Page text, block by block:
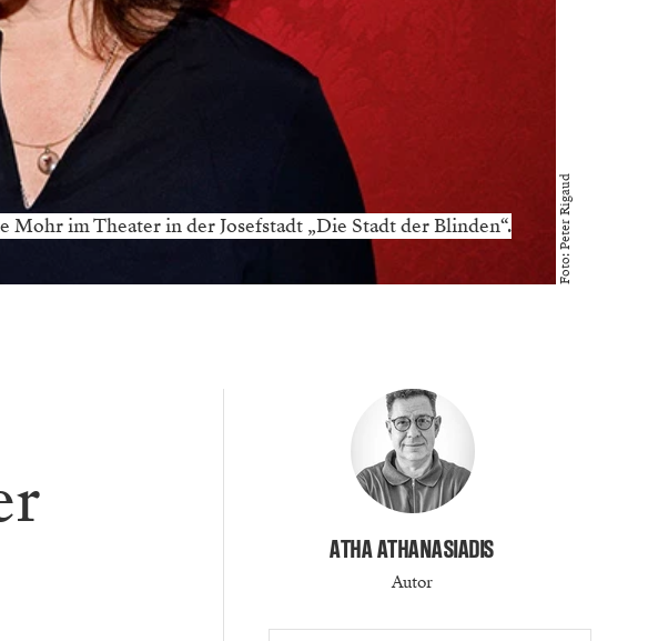
Mohr im Theater in der Josefstadt „Die Stadt der Blinden“. Foto: Peter Rigaud
ATHA ATHANASIADIS
Autor